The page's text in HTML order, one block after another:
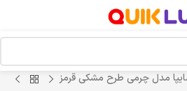
مدل چرمی طرح مشکی قرمز